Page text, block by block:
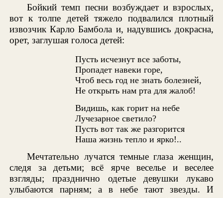
Бойкий темп песни возбуждает и взрослых,
вот к толпе детей тяжело подвалился плотный
извозчик Карло Бамбола и, надувшись докрасна,
орет, заглушая голоса детей:
Пусть исчезнут все заботы,
Пропадет навеки горе,
Чтоб весь год не знать болезней,
Не открыть нам рта для жалоб!
Видишь, как горит на небе
Лучезарное светило?
Пусть вот так же разгорится
Наша жизнь тепло и ярко!..
Мечтательно лучатся темные глаза женщин,
следя за детьми; всё ярче веселье и веселее
взгляды; празднично одетые девушки лукаво
улыбаются парням; а в небе тают звезды. И